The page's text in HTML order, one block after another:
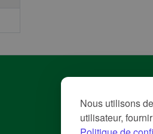
Nous utilisons
utilisateur,